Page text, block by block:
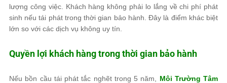
lượng công việc. Khách hàng không phải lo lắng về chi phí phát
sinh nếu tái phát trong thời gian bảo hành. Đây là điểm khác biệt
lớn so với các dịch vụ không uy tín.
Quyền lợi khách hàng trong thời gian bảo hành
Nếu bồn cầu tái phát tắc nghẽt trong 5 năm, Môi Trường Tâm